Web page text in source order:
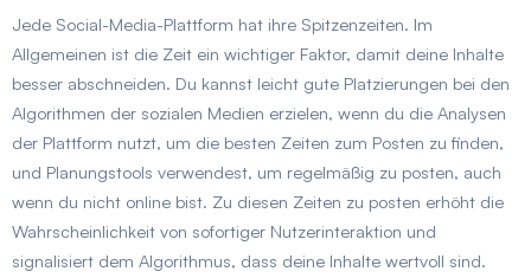
Jede Social-Media-Plattform hat ihre Spitzenzeiten. Im
Allgemeinen ist die Zeit ein wichtiger Faktor, damit deine Inhalte
besser abschneiden. Du kannst leicht gute Platzierungen bei den
Algorithmen der sozialen Medien erzielen, wenn du die Analysen
der Plattform nutzt, um die besten Zeiten zum Posten zu finden,
und Planungstools verwendest, um regelmäßig zu posten, auch
wenn du nicht online bist. Zu diesen Zeiten zu posten erhöht die
Wahrscheinlichkeit von sofortiger Nutzerinteraktion und
signalisiert dem Algorithmus, dass deine Inhalte wertvoll sind.